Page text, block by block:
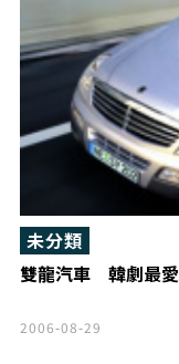
雙龍汽車 韓劇最愛
未分類
2006-08-29